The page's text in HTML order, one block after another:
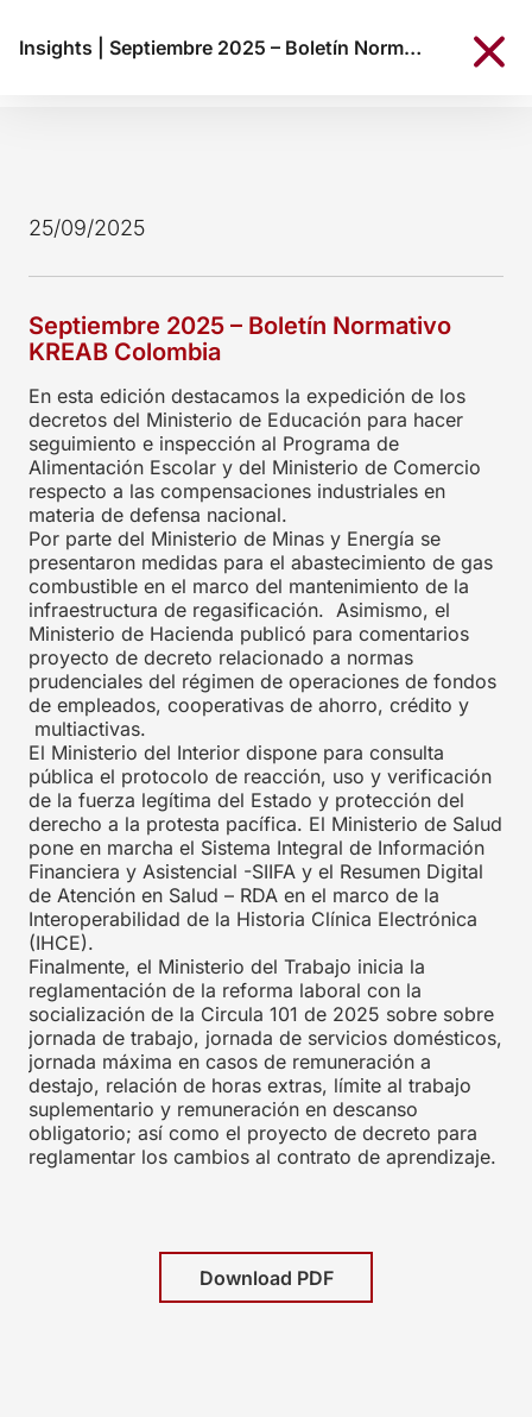
Insights Septiembre 2025 – Boletín Normativo KREAB Colombia
25/09/2025
Septiembre 2025 – Boletín Normativo
KREAB Colombia
En esta edición destacamos la expedición de los
decretos del Ministerio de Educación para hacer
seguimiento e inspección al Programa de
Alimentación Escolar y del Ministerio de Comercio
respecto a las compensaciones industriales en
materia de defensa nacional.
Por parte del Ministerio de Minas y Energía se
presentaron medidas para el abastecimiento de gas
combustible en el marco del mantenimiento de la
infraestructura de regasificación. Asimismo, el
Ministerio de Hacienda publicó para comentarios
proyecto de decreto relacionado a normas
prudenciales del régimen de operaciones de fondos
de empleados, cooperativas de ahorro, crédito y
multiactivas.
El Ministerio del Interior dispone para consulta
pública el protocolo de reacción, uso y verificación
de la fuerza legítima del Estado y protección del
derecho a la protesta pacífica. El Ministerio de Salud
pone en marcha el Sistema Integral de Información
Financiera y Asistencial -SIIFA y el Resumen Digital
de Atención en Salud – RDA en el marco de la
Interoperabilidad de la Historia Clínica Electrónica
(IHCE).
Finalmente, el Ministerio del Trabajo inicia la
reglamentación de la reforma laboral con la
socialización de la Circula 101 de 2025 sobre sobre
jornada de trabajo, jornada de servicios domésticos,
jornada máxima en casos de remuneración a
destajo, relación de horas extras, límite al trabajo
suplementario y remuneración en descanso
obligatorio; así como el proyecto de decreto para
reglamentar los cambios al contrato de aprendizaje.
Download PDF